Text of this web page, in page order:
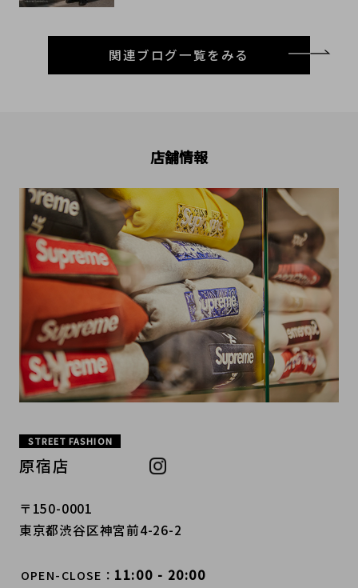
関連ブログ一覧をみる
店舗情報
STREET FASHION
原宿店
〒150-0001
東京都渋谷区神宮前4-26-2
OPEN-CLOSE 11:00 - 20:00